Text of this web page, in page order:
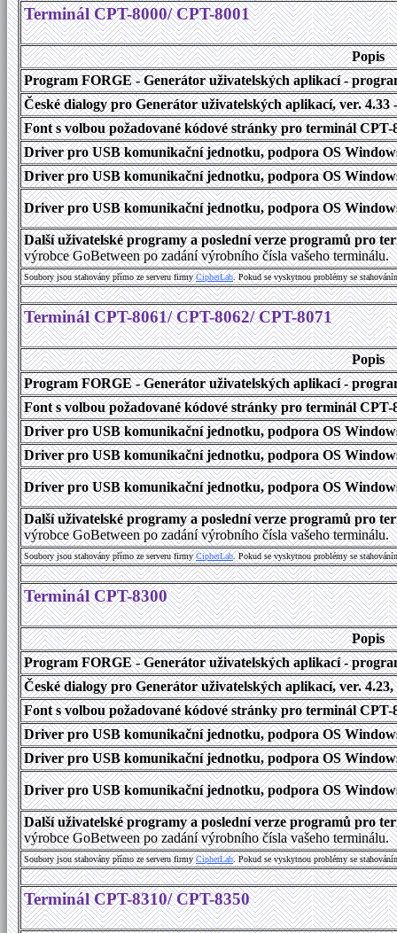
Terminál CPT-8000/ CPT-8001
Popis
Program FORGE - Generátor uživatelských aplikací -
České dialogy pro Generátor uživatelských aplikací, ver. 4.33
Font s volbou požadované kódové stránky pro terminál
Driver pro USB komunikační jednotku, podpora OS
Driver pro USB komunikační jednotku, podpora OS
Driver pro USB komunikační jednotku, podpora OS
Další uživatelské programy a poslední verze programů pro
výrobce GoBetween po zadání výrobního čísla vašeho terminálu.
Soubory jsou stahovány přímo ze serveru firmyCipherLab. Pokud se vyskytnou problémy se
Terminál CPT-8061/ CPT-8062/ CPT-8071
Popis
Program FORGE - Generátor uživatelských aplikací -
Font s volbou požadované kódové stránky pro terminál
Driver pro USB komunikační jednotku, podpora OS
Driver pro USB komunikační jednotku, podpora OS
Driver pro USB komunikační jednotku, podpora OS
Další uživatelské programy a poslední verze programů pro
výrobce GoBetween po zadání výrobního čísla vašeho terminálu.
Soubory jsou stahovány přímo ze serveru firmyCipherLab. Pokud se vyskytnou problémy se
Terminál CPT-8300
Popis
Program FORGE - Generátor uživatelských aplikací -
České dialogy pro Generátor uživatelských aplikací, ver. 4.23,
Font s volbou požadované kódové stránky pro terminál
Driver pro USB komunikační jednotku, podpora OS
Driver pro USB komunikační jednotku, podpora OS
Driver pro USB komunikační jednotku, podpora OS
Další uživatelské programy a poslední verze programů pro
výrobce GoBetween po zadání výrobního čísla vašeho terminálu.
Soubory jsou stahovány přímo ze serveru firmyCipherLab. Pokud se vyskytnou problémy se
Terminál CPT-8310/ CPT-8350